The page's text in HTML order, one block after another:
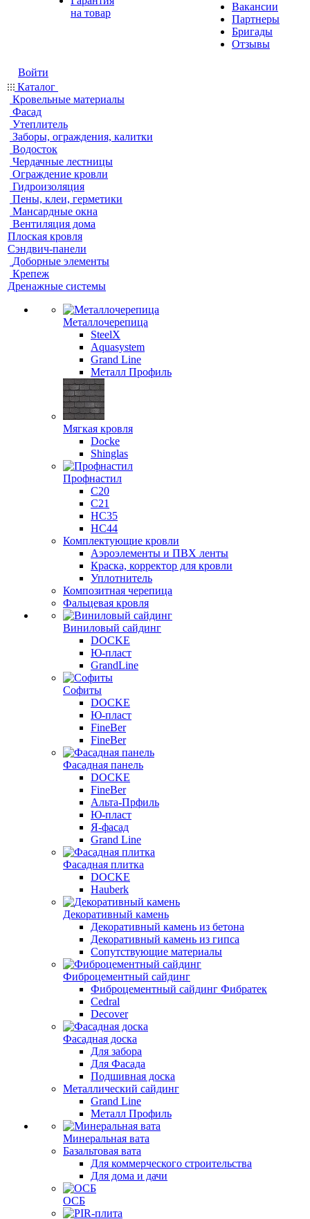
на товар
Вакансии
Партнеры
Бригады
Отзывы
Войти
Каталог
Кровельные материалы
Фасад
Утеплитель
Заборы, ограждения, калитки
Водосток
Чердачные лестницы
Ограждение кровли
Гидроизоляция
Пены, клеи, герметики
Мансардные окна
Вентиляция дома
Плоская кровля
Сэндвич-панели
Доборные элементы
Крепеж
Дренажные системы
Металлочерепица
SteelX
Aquasystem
Grand Line
Металл Профиль
Мягкая кровля
Docke
Shinglas
Профнастил
C20
C21
НС35
НС44
Комплектующие кровли
Аэроэлементы и ПВХ ленты
Краска, корректор для кровли
Уплотнитель
Композитная черепица
Фальцевая кровля
Виниловый сайдинг
DOCKE
Ю-пласт
GrandLine
Софиты
DOCKE
Ю-пласт
FineBer
FineBer
Фасадная панель
DOCKE
FineBer
Альта-Прфиль
Ю-пласт
Я-фасад
Grand Line
Фасадная плитка
DOCKE
Hauberk
Декоративный камень
Декоративный камень из бетона
Декоративный камень из гипса
Сопутствующие материалы
Фиброцементный сайдинг
Фиброцементный сайдинг Фибратек
Cedral
Decover
Фасадная доска
Для забора
Для Фасада
Подшивная доска
Металлический сайдинг
Grand Line
Металл Профиль
Минеральная вата
Базальтовая вата
Для коммерческого строительства
Для дома и дачи
ОСБ